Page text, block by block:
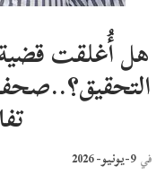
هل أُغلقت
في 9-يونيو- 2026